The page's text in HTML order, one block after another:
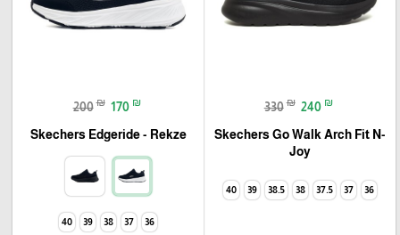
330 ₪ 240 ₪
Skechers Go Walk Arch Fit N-
Joy
36
37
37.5
38
38.5
39
40
200 ₪ 170 ₪
Skechers Edgeride - Rekze‏
36
37
38
39
40